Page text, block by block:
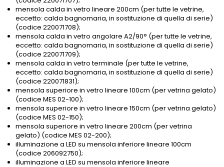
mensola calda in vetro lineare 200cm (per tutte le vetrine,
eccetto: calda bagnomaria, in sostituzione di quella di serie)
(codice 220071708);
mensola calda in vetro angolare A2/90° (per tutte le vetrine,
eccetto: calda bagnomaria, in sostituzione di quella di serie)
(codice 220071709);
mensola calda in vetro terminale (per tutte le vetrine,
eccetto: calda bagnomaria, in sostituzione di quella di serie)
(codice 220071831);
mensola superiore in vetro lineare 100cm (per vetrina gelato)
(codice MES 02-100);
mensola superiore in vetro lineare 150cm (per vetrina gelato)
(codice MES 02-150);
mensola superiore in vetro lineare 200cm (per vetrina
gelato) (codice MES 02-200);
illuminazione a LED su mensola inferiore lineare 100cm
(codice 206092750);
illuminazione a LED su mensola inferiore lineare